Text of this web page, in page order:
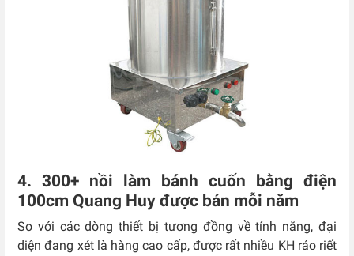
4. 300+ nồi làm bánh cuốn bằng điện
100cm Quang Huy được bán mỗi năm
So với các dòng thiết bị tương đồng về tính năng, đại
diện đang xét là hàng cao cấp, được rất nhiều KH ráo riết